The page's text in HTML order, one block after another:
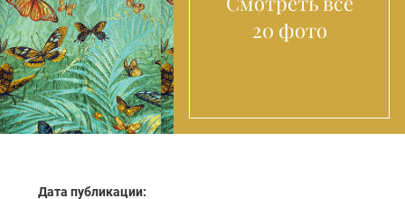
20 фото
Дата публикации: